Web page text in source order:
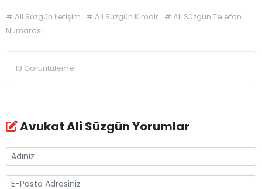
# Ali Süzgün İletişim #Ali Süzgün Kimdir # Ali Süzgün Telefon
Numarası
13 Görüntüleme
Avukat Ali Süzgün Yorumlar